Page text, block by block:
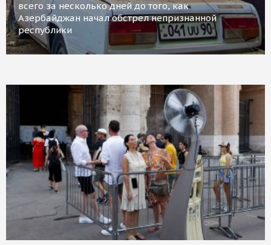
всего за несколько дней до того, как
Азербайджан начал обстрел непризнанной
республики